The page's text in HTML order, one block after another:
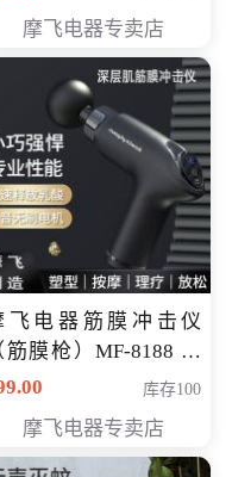
摩飞电器专卖店
飞电器筋膜冲击仪
筋膜枪）MF-8188 会
专享价268元
库存100
摩飞电器专卖店